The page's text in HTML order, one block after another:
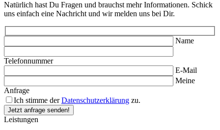
Natürlich hast Du Fragen und brauchst mehr Informationen. Schick
uns einfach eine Nachricht und wir melden uns bei Dir.
Name
Telefonnummer
E-Mail
Meine
Anfrage
Ich stimme derDatenschutzerklärung zu.
Leistungen